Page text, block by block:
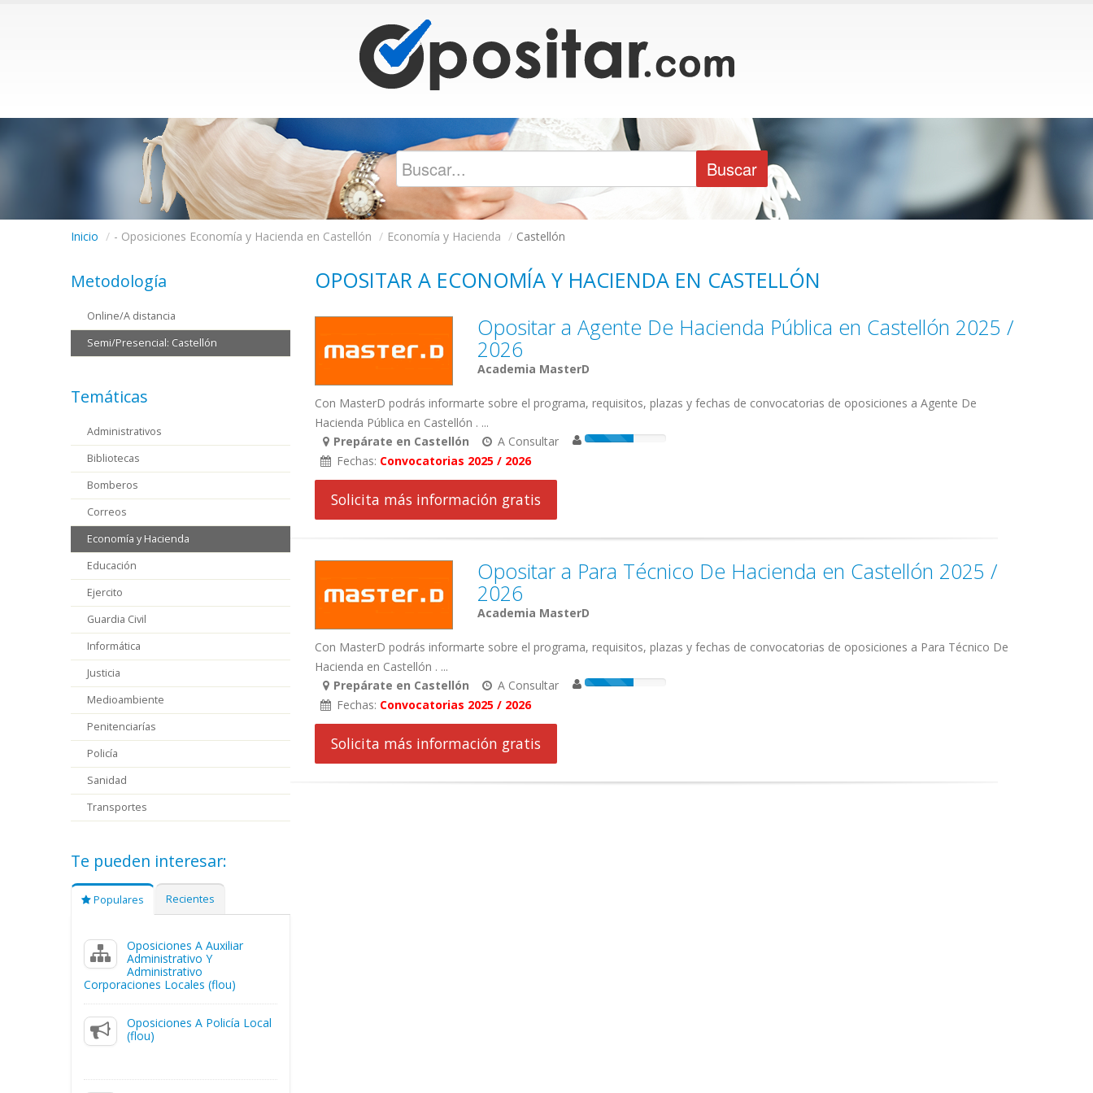
Inicio / - Oposiciones Economía y Hacienda en Castellón / Economía y Hacienda / Castellón
OPOSITAR A ECONOMÍA Y HACIENDA EN CASTELLÓN
Opositar a Agente De Hacienda Pública en Castellón 2025 /
2026
Academia MasterD
Con MasterD podrás informarte sobre el programa, requisitos, plazas y fechas de convocatorias de oposiciones a Agente De
Hacienda Pública en Castellón . ...
Prepárate en Castellón
A Consultar
Fechas: Convocatorias 2025 / 2026
Solicita más información gratis
Opositar a Para Técnico De Hacienda en Castellón 2025 /
2026
Academia MasterD
Con MasterD podrás informarte sobre el programa, requisitos, plazas y fechas de convocatorias de oposiciones a Para Técnico De
Hacienda en Castellón . ...
Prepárate en Castellón
A Consultar
Fechas: Convocatorias 2025 / 2026
Solicita más información gratis
Metodología
Online/A distancia
Semi/Presencial: Castellón
Temáticas
Administrativos
Bibliotecas
Bomberos
Correos
Economía y Hacienda
Educación
Ejercito
Guardia Civil
Informática
Justicia
Medioambiente
Penitenciarías
Policía
Sanidad
Transportes
Te pueden interesar:
Populares Recientes
Oposiciones A Auxiliar
Administrativo Y
Administrativo
Corporaciones Locales (flou)
Oposiciones A Policía Local
(flou)